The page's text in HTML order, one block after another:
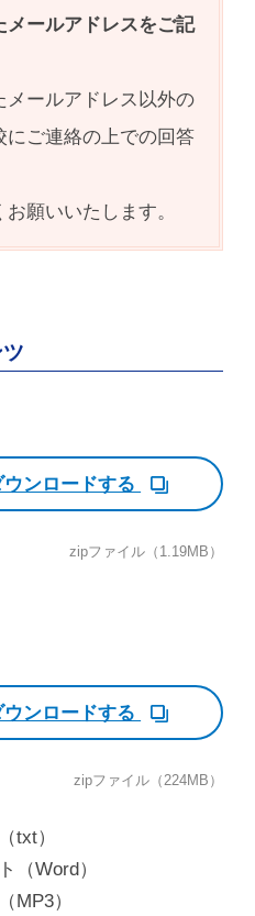
ールアドレスをご記
ールアドレス以外の
ご連絡の上での回答
願いいたします。
ウンロードする
zipファイル（1.19MB）
ウンロードする
zipファイル（224MB）
txt）
（Word）
MP3）